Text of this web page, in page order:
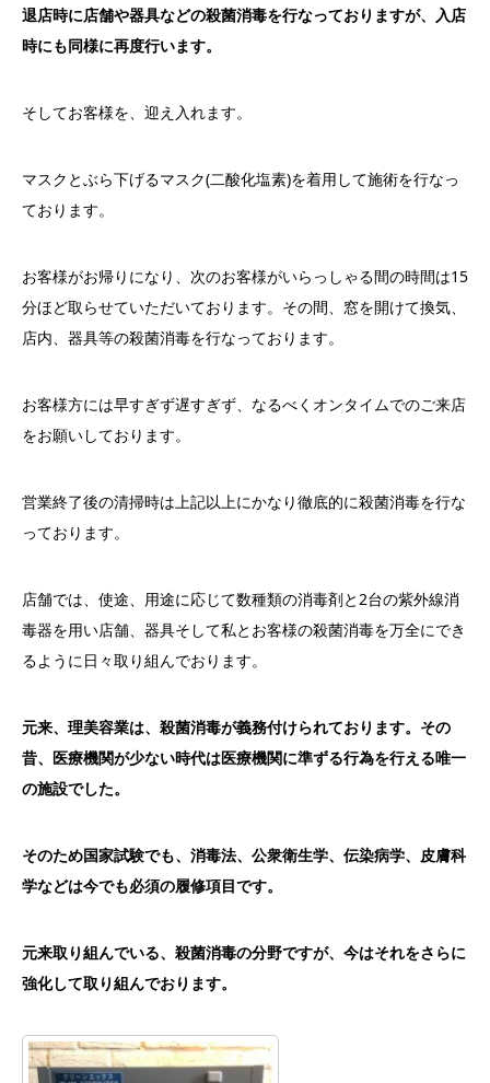
退店時に店舗や器具などの殺菌消毒を行なっておりますが、 入店
時にも同様に再度行います。
そしてお客様を、迎え入れます。
マスクとぶら下げるマスク(二酸化塩素)を着用して施術を行なっ
ております。
お客様がお帰りになり、次のお客様がいらっしゃる間の時間は15
分ほど取らせていただいております。その間、窓を開けて換気、
店内、器具等の殺菌消毒を行なっております。
お客様方には早すぎず遅すぎず、 なるべくオンタイムでのご来店
をお願いしております。
営業終了後の清掃時は上記以上にかなり徹底的に殺菌消毒を行な
っております。
店舗では、使途、用途に応じて数種類の消毒剤と2台の紫外線消
毒器を用い店舗、 器具そして私とお客様の殺菌消毒を万全にでき
るように日々取り組んでおります。
元来、理美容業は、殺菌消毒が義務付けられております。その
昔、 医療機関が少ない時代は医療機関に準ずる行為を行える唯一
の施設でした。
そのため国家試験でも、消毒法、公衆衛生学、伝染病学、 皮膚科
学などは今でも必須の履修項目です。
元来取り組んでいる、殺菌消毒の分野ですが、 今はそれをさらに
強化して取り組んでおります。